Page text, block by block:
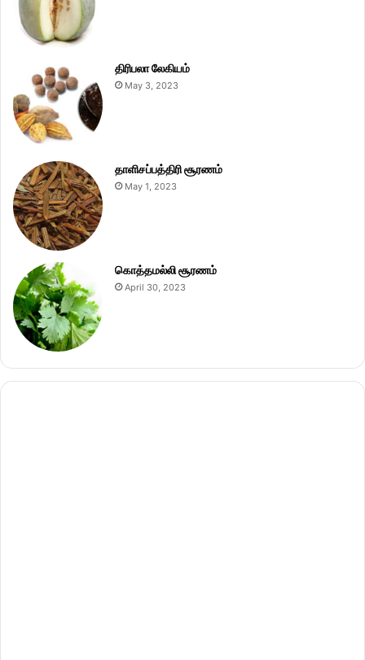
திரிபலா லேகியம்
May 3, 2023
தாளிசப்பத்திரி சூரணம்
May 1, 2023
கொத்தமல்லி சூரணம்
April 30, 2023